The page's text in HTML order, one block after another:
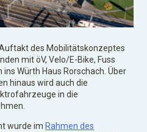
des Mobilitätskonzeptes
mit öV, Velo/E-Bike, Fuss
Würth Haus Rorschach. Über
hinaus wird auch die
in die
wurde im Rahmen des